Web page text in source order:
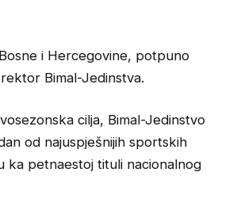
i Hercegovine, potpuno
Bimal-Jedinstva.
cilja, Bimal-Jedinstvo
od najuspješnijih sportskih
ka petnaestoj tituli nacionalnog